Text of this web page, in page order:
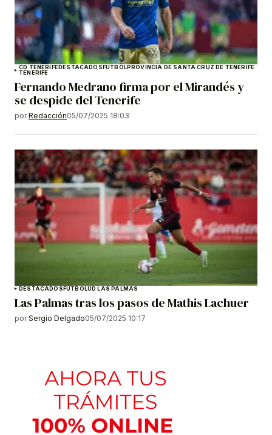
CD TENERIFEDESTACADOSFÚTBOLPROVINCIA DE SANTA CRUZ DE TENERIFE
TENERIFE
Fernando Medrano firma por el Mirandés y
se despide del Tenerife
por Redacción05/07/2025 18:03
DESTACADOS FÚTBOLUD LAS PALMAS
Las Palmas tras los pasos de Mathis Lachuer
por Sergio Delgado05/07/2025 10:17